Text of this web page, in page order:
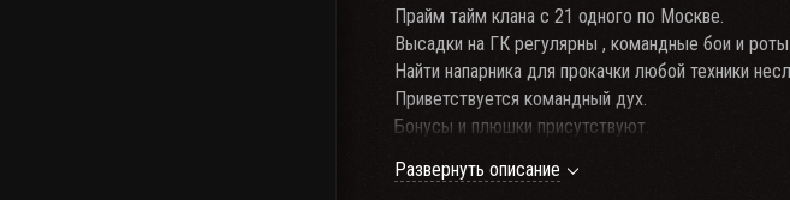
Прайм тайм клана с 21 одного по Москве.
Высадки на ГК регулярны , командные бои и роты
Найти напарника для прокачки любой техники
Приветствуется командный дух.
Бонусы и плюшки присутствуют.
Развернуть описание